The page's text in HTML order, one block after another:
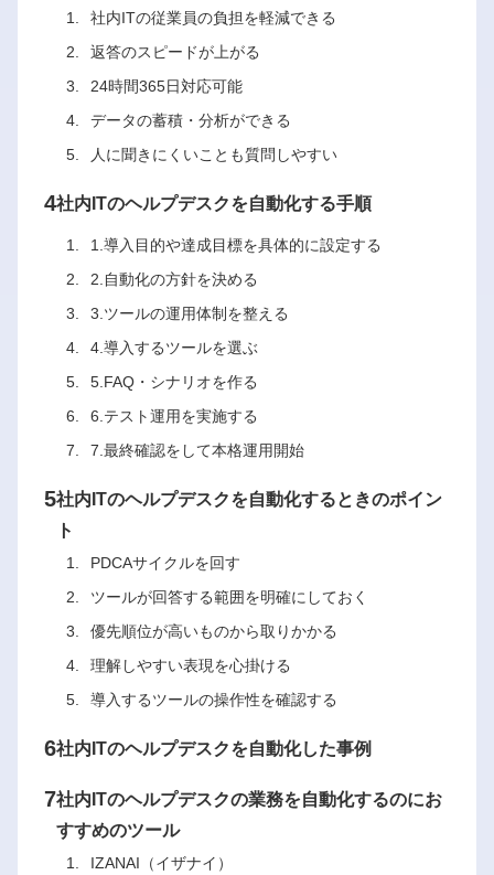
社内ITの従業員の負担を軽減できる
返答のスピードが上がる
24時間365日対応可能
データの蓄積・分析ができる
人に聞きにくいことも質問しやすい
4社内ITのヘルプデスクを自動化する手順
1.導入目的や達成目標を具体的に設定する
2.自動化の方針を決める
3.ツールの運用体制を整える
4.導入するツールを選ぶ
5.FAQ・シナリオを作る
6.テスト運用を実施する
7.最終確認をして本格運用開始
5社内ITのヘルプデスクを自動化するときのポイン
ト
PDCAサイクルを回す
ツールが回答する範囲を明確にしておく
優先順位が高いものから取りかかる
理解しやすい表現を心掛ける
導入するツールの操作性を確認する
6社内ITのヘルプデスクを自動化した事例
7社内ITのヘルプデスクの業務を自動化するのにお
すすめのツール
IZANAI（イザナイ）